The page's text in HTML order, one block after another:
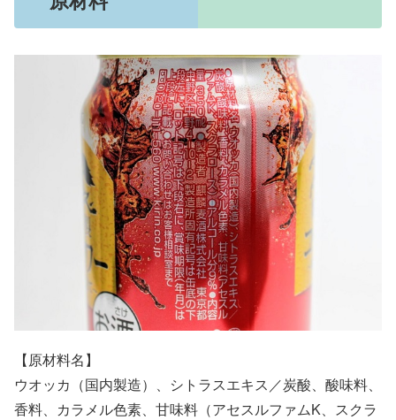
【原材料名】
ウオッカ（国内製造）、シトラスエキス／炭酸、酸味料、
香料、カラメル色素、甘味料（アセスルファムK、スクラ